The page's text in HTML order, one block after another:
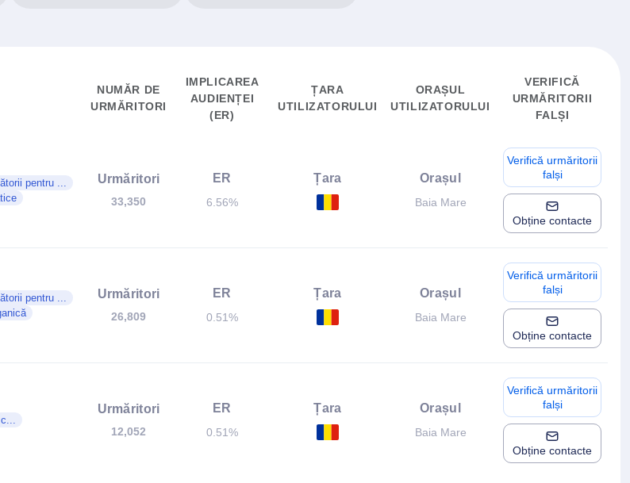
NUMĂR DE
URMĂRITORI
IMPLICAREA
AUDIENȚEI
(ER)
ȚARA
UTILIZATORULUI
ORAȘUL
UTILIZATORULUI
VERIFICĂ
URMĂRITORII
FALȘI
pentru ...
Urmăritori
33,350
ER
6.56%
Țara Orașul
Baia Mare
Verifică urmăritorii
falși
Obține contacte
pentru ...
Urmăritori
26,809
ER
0.51%
Țara Orașul
Baia Mare
Verifică urmăritorii
falși
Obține contacte
Urmăritori
12,052
ER
0.51%
Țara Orașul
Baia Mare
Verifică urmăritorii
falși
Obține contacte